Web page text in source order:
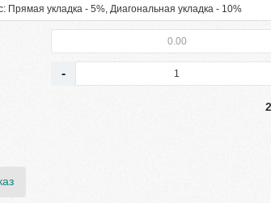
Прямая укладка - 5%, Диагональная укладка - 10%